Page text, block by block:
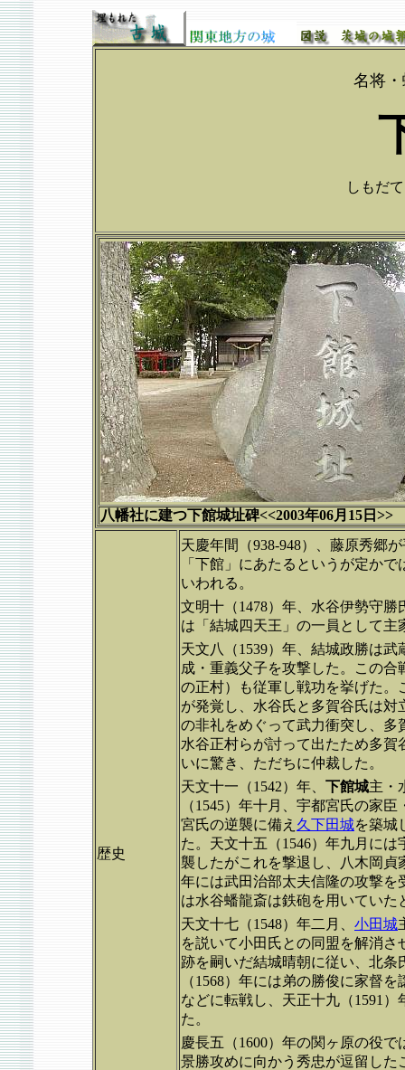
名将
しもだ
八幡社に建つ下館城址碑<<2003年06月15日>>
歴史
天慶年間（938-948）、藤原秀郷
「下館」にあたるというが定か
いわれる。
文明十（1478）年、水谷伊勢守
は「結城四天王」の一員として
天文八（1539）年、結城政勝は
成・重義父子を攻撃した。この合
の正村）も従軍し戦功を挙げた。
が発覚し、水谷氏と多賀谷氏は対
の非礼をめぐって武力衝突し、多
水谷正村らが討って出たため多
いに驚き、ただちに仲裁した。
天文十一（1542）年、 下館城主・
（1545）年十月、宇都宮氏の家
宮氏の逆襲に備え 久下田城を築城
た。天文十五（1546）年九月に
襲したがこれを撃退し、八木岡貞
年には武田治部太夫信隆の攻撃
は水谷蟠龍斎は鉄砲を用いていた
天文十七（1548）年二月、 小田城
を説いて小田氏との同盟を解消
跡を嗣いだ結城晴朝に従い、北
（1568）年には弟の勝俊に家督
などに転戦し、天正十九（1591）
た。
慶長五（1600）年の関ヶ原の役
景勝攻めに向かう秀忠が逗留した